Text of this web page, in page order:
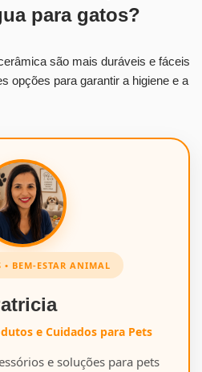
para gatos?
são mais duráveis e fáceis
opções para garantir a higiene e a
• BEM-ESTAR ANIMAL
e Cuidados para Pets
e soluções para pets